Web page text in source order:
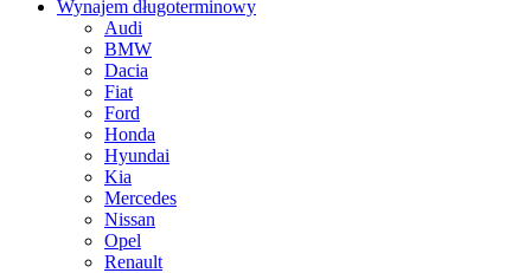
Wynajem długoterminowy
Audi
BMW
Dacia
Fiat
Ford
Honda
Hyundai
Kia
Mercedes
Nissan
Opel
Renault